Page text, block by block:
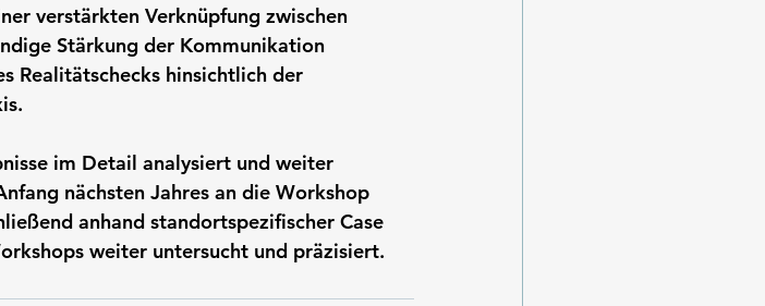
verstärkten Verknüpfung zwischen
Stärkung der Kommunikation
Realitätschecks hinsichtlich der
im Detail analysiert und weiter
nächsten Jahres an die Workshop
anhand standortspezifischer Case
weiter untersucht und präzisiert.